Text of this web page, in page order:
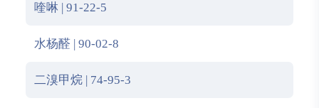
喹啉 | 91-22-5
水杨醛 | 90-02-8
二溴甲烷 | 74-95-3